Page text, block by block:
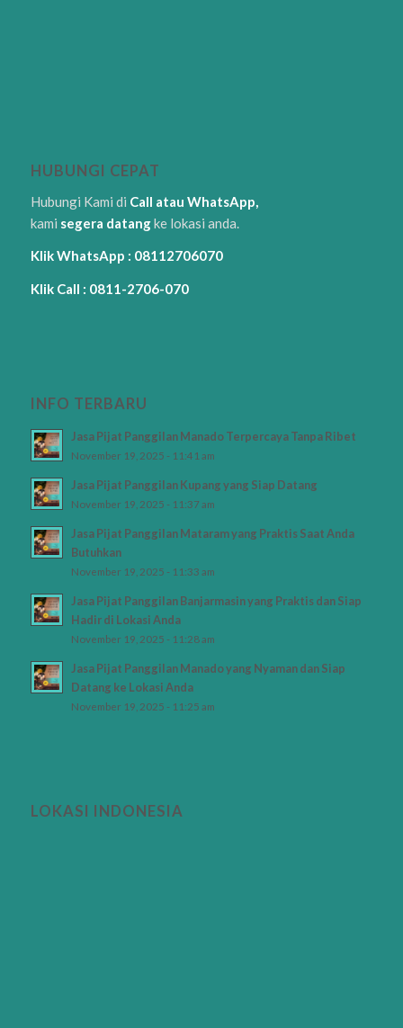
HUBUNGI CEPAT
Hubungi Kami di Call atau WhatsApp,
kami segera datangke lokasi anda.
Klik WhatsApp : 08112706070
Klik Call : 0811-2706-070
INFO TERBARU
Jasa Pijat Panggilan Manado Terpercaya Tanpa Ribet
November 19, 2025 - 11:41 am
Jasa Pijat Panggilan Kupang yang Siap Datang
November 19, 2025 - 11:37 am
Jasa Pijat Panggilan Mataram yang Praktis Saat Anda
Butuhkan
November 19, 2025 - 11:33 am
Jasa Pijat Panggilan Banjarmasin yang Praktis dan Siap
Hadir di Lokasi Anda
November 19, 2025 - 11:28 am
Jasa Pijat Panggilan Manado yang Nyaman dan Siap
Datang ke Lokasi Anda
November 19, 2025 - 11:25 am
LOKASI INDONESIA